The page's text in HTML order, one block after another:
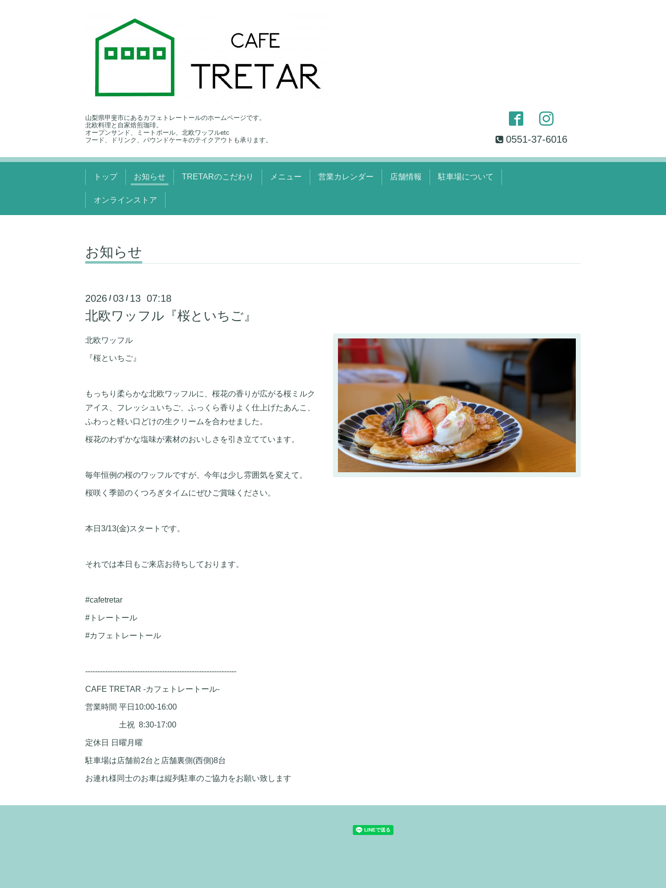
山梨県甲斐市にあるカフェトレートールのホームページです。
北欧料理と自家焙煎珈琲。
オープンサンド、ミートボール、北欧ワッフルetc
フード、ドリンク、パウンドケーキのテイクアウトも承ります。
0551-37-6016
トップ お知らせ TRETARのこだわり メニュー 営業カレンダー 店舗情報 駐車場について
オンラインストア
お知らせ
2026 /03 / 13 07:18
北欧ワッフル『桜といちご』
北欧ワッフル
『桜といちご』
もっちり柔らかな北欧ワッフルに、桜花の香りが広がる桜ミルク
アイス、フレッシュいちご、ふっくら香りよく仕上げたあんこ、
ふわっと軽い口どけの生クリームを合わせました。
桜花のわずかな塩味が素材のおいしさを引き立てています。
毎年恒例の桜のワッフルですが、今年は少し雰囲気を変えて。
桜咲く季節のくつろぎタイムにぜひご賞味ください。
本日3/13(金)スタートです。
それでは本日もご来店お待ちしております。
#cafetretar
#トレートール
#カフェトレートール
-------------------------------------------------------------
CAFE TRETAR -カフェトレートール-
営業時間 平日10:00-16:00
土祝 8:30-17:00
定休日 日曜月曜
駐車場は店舗前2台と店舗裏側(西側)8台
お連れ様同士のお車は縦列駐車のご協力をお願い致します